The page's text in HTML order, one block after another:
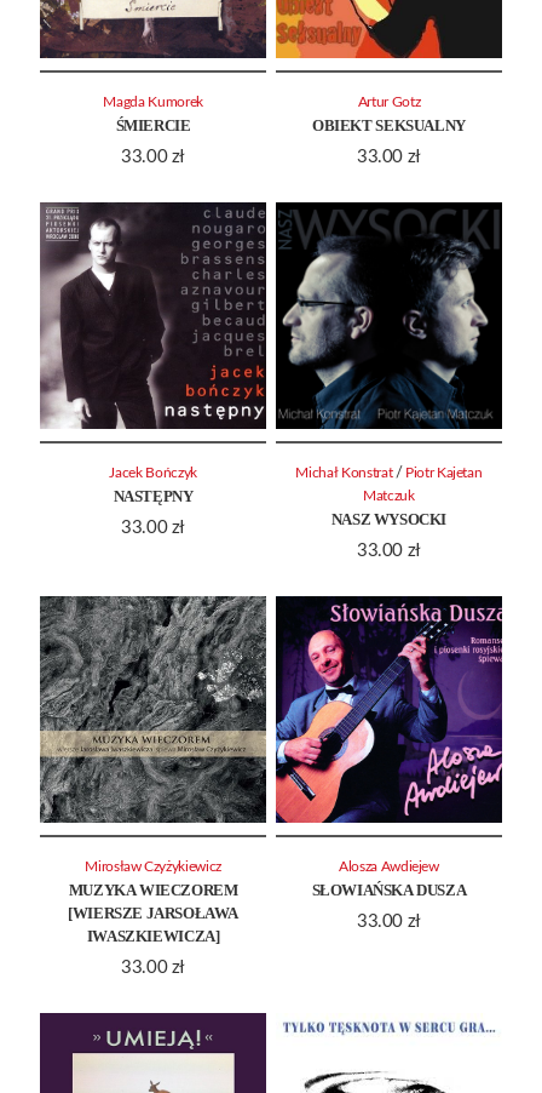
ŚMIERCIE
33.00 zł
Magda Kumorek
OBIEKT SEKSUALNY
33.00 zł
Artur Gotz
NASTĘPNY
33.00 zł
Jacek Bończyk
NASZ WYSOCKI
33.00 zł
Michał Konstrat / Piotr Kajetan
Matczuk
MUZYKA WIECZOREM
[WIERSZE JARSOŁAWA
IWASZKIEWICZA]
33.00 zł
Mirosław Czyżykiewicz
SŁOWIAŃSKA DUSZA
33.00 zł
Alosza Awdiejew